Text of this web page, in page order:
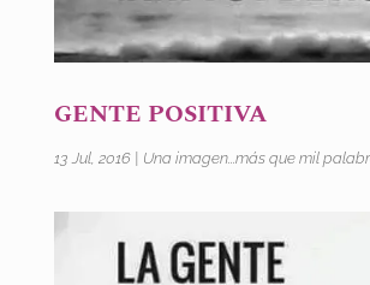
GENTE POSITIVA
13 Jul, 2016| Una imagen...más que mil